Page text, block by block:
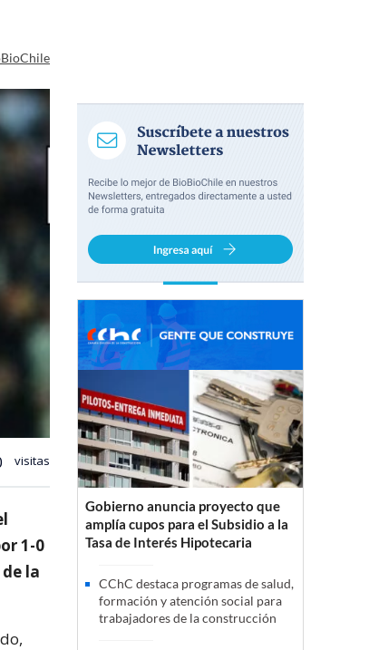
visitas
1-0
la
Gobierno anuncia proyecto que
amplía cupos para el Subsidio a la
Tasa de Interés Hipotecaria
CChC destaca programas de salud,
formación y atención social para
trabajadores de la construcción